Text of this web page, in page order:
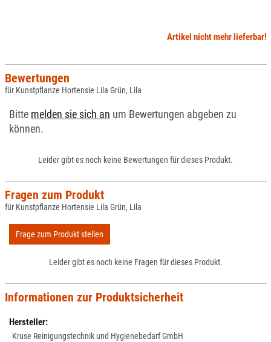
Artikel nicht mehr lieferbar!
Bewertungen
für Kunstpflanze Hortensie Lila Grün, Lila
Bitte melden sie sich an um Bewertungen abgeben zu
können.
Leider gibt es noch keine Bewertungen für dieses Produkt.
Fragen zum Produkt
für Kunstpflanze Hortensie Lila Grün, Lila
Frage zum Produkt stellen
Leider gibt es noch keine Fragen für dieses Produkt.
Informationen zur Produktsicherheit
Hersteller:
Kruse Reinigungstechnik und Hygienebedarf GmbH